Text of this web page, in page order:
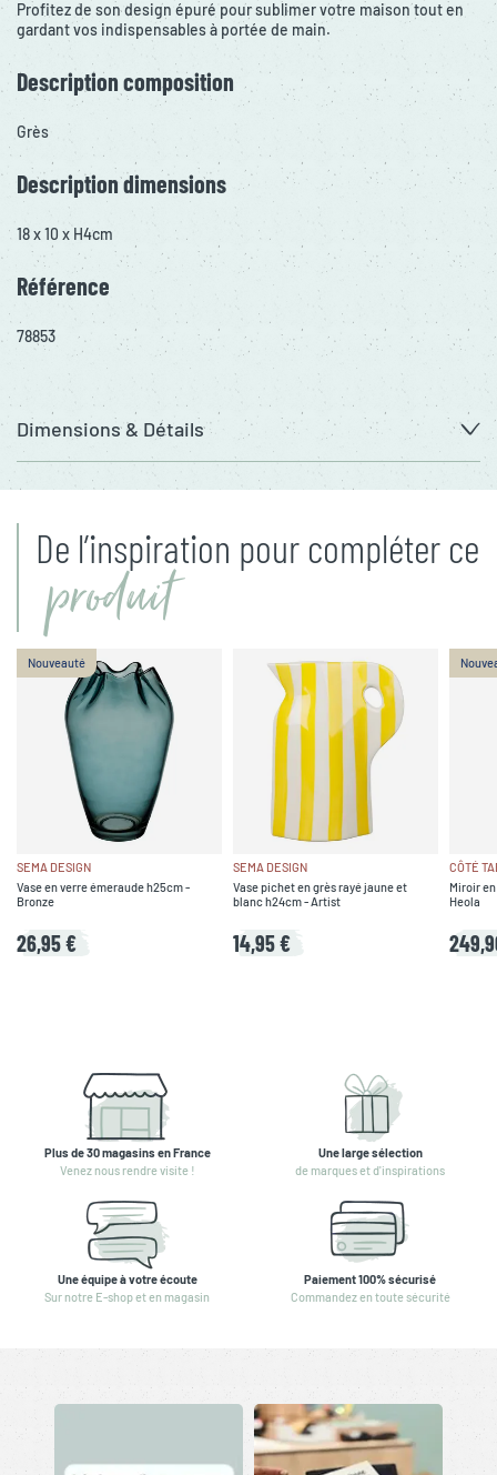
Profitez de son design épuré pour sublimer votre maison tout en
gardant vos indispensables à portée de main.
Description composition
Grès
Description dimensions
18 x 10 x H4cm
Référence
78853
Dimensions & Détails
De l’inspiration pour compléter ce
produit
Nouveauté
SEMA DESIGN
Vase en verre émeraude h25cm -
Bronze
26,95 €
SEMA DESIGN
Vase pichet en grès rayé jaune et
blanc h24cm - Artist
14,95 €
CÔTÉ
Miroir
Heola
Plus de 30 magasins en France
Venez nous rendre visite !
Une large sélection
de marques et d'inspirations
Une équipe à votre écoute
Sur notre E-shop et en magasin
Paiement 100% sécurisé
Commandez en toute sécurité